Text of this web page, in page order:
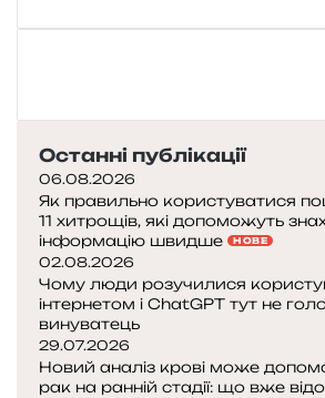
у
н
к
а
х
:
ч
м
у
щ
Останні публікації
06.08.2026
Як правильно користуватися
11 хитрощів, які допоможуть
інформацію швидше
НОВЕ
02.08.2026
Чому люди розучилися
інтернетом і ChatGPT тут не
винуватець
29.07.2026
Новий аналіз крові може
рак на ранній стадії: що вже